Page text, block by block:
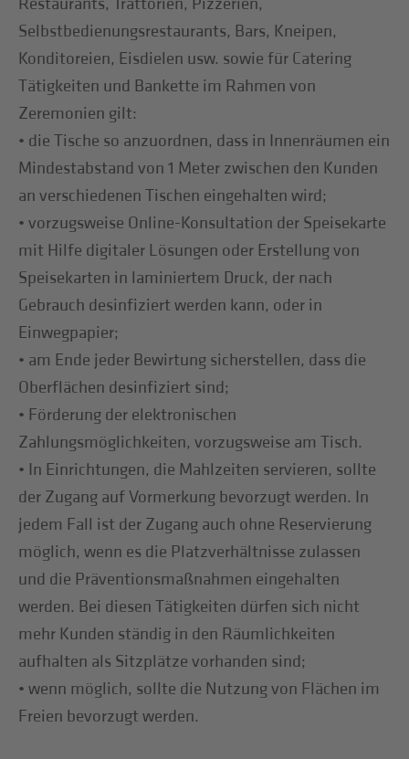
Selbstbedienungsrestaurants, Bars, Kneipen,
Konditoreien, Eisdielen usw. sowie für Catering
Tätigkeiten und Bankette im Rahmen von
Zeremonien gilt:
• die Tische so anzuordnen, dass in Innenräumen ein
Mindestabstand von 1 Meter zwischen den Kunden
an verschiedenen Tischen eingehalten wird;
• vorzugsweise Online-Konsultation der Speisekarte
mit Hilfe digitaler Lösungen oder Erstellung von
Speisekarten in laminiertem Druck, der nach
Gebrauch desinfiziert werden kann, oder in
Einwegpapier;
• am Ende jeder Bewirtung sicherstellen, dass die
Oberflächen desinfiziert sind;
• Förderung der elektronischen
Zahlungsmöglichkeiten, vorzugsweise am Tisch.
• In Einrichtungen, die Mahlzeiten servieren, sollte
der Zugang auf Vormerkung bevorzugt werden. In
jedem Fall ist der Zugang auch ohne Reservierung
möglich, wenn es die Platzverhältnisse zulassen
und die Präventionsmaßnahmen eingehalten
werden. Bei diesen Tätigkeiten dürfen sich nicht
mehr Kunden ständig in den Räumlichkeiten
aufhalten als Sitzplätze vorhanden sind;
• wenn möglich, sollte die Nutzung von Flächen im
Freien bevorzugt werden.